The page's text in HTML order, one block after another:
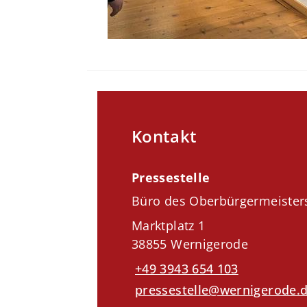
Kontakt
Pressestelle
Büro des
Marktplatz 1
38855 Wernigerode
+49 3943 654 103